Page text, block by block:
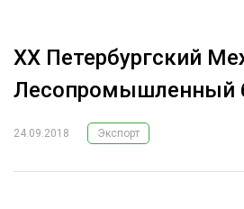
ЛЕСНОЕ ХОЗЯЙСТВО
XX Петербургский
Лесопромышленный
24.09.2018 Экспорт